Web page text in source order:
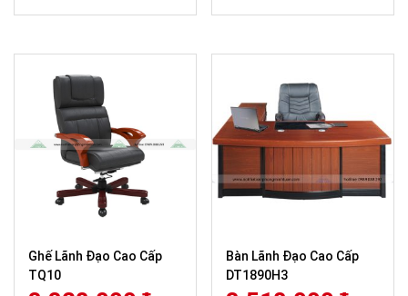
Ghế Lãnh Đạo Cao Cấp
TQ10
Bàn Lãnh Đạo Cao Cấp
DT1890H3